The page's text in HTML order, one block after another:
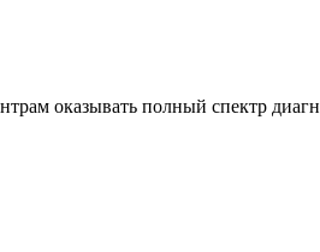
оказывать полный спектр